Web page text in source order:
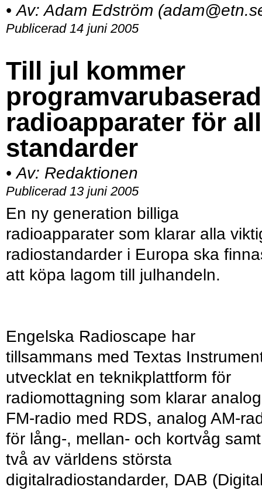
• Av:Adam Edström
Publicerad 14 juni 2005
Till jul kommer
radioapparater för
standarder
• Av: Redaktionen
Publicerad 13 juni 2005
En ny generation billiga
radioapparater som klarar alla
radiostandarder i Europa ska
att köpa lagom till julhandeln.
Engelska Radioscape har
tillsammans med Textas
utvecklat en teknikplattform för
radiomottagning som klarar analog
FM-radio med RDS, analog AM-
för lång-, mellan- och kortvåg samt
två av världens största
digitalradiostandarder, DAB